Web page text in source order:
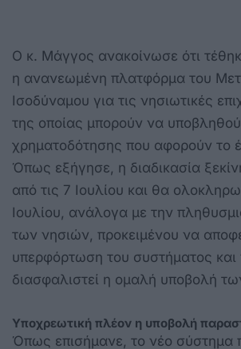
Ο κ. Μάγγος ανακοίνωσε ότι
η ανανεωμένη πλατφόρμα του
Ισοδύναμου για τις νησιωτικές
της οποίας μπορούν να
χρηματοδότησης που αφορούν το
Όπως εξήγησε, η διαδικασία
από τις 7 Ιουλίου και θα
Ιουλίου, ανάλογα με την
των νησιών, προκειμένου να
υπερφόρτωση του συστήματος και
διασφαλιστεί η ομαλή υποβολή
Υποχρεωτική πλέον η υποβολή
Όπως επισήμανε, το νέο σύστημα